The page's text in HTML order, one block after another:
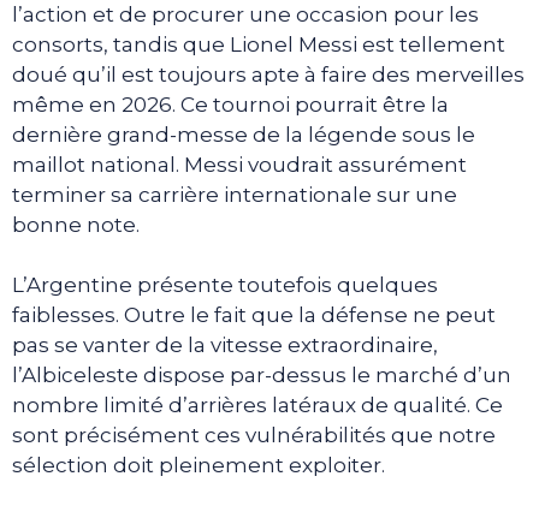
l’action et de procurer une occasion pour les
consorts, tandis que Lionel Messi est tellement
doué qu’il est toujours apte à faire des merveilles
même en 2026. Ce tournoi pourrait être la
dernière grand-messe de la légende sous le
maillot national. Messi voudrait assurément
terminer sa carrière internationale sur une
bonne note.
L’Argentine présente toutefois quelques
faiblesses. Outre le fait que la défense ne peut
pas se vanter de la vitesse extraordinaire,
l’Albiceleste dispose par-dessus le marché d’un
nombre limité d’arrières latéraux de qualité. Ce
sont précisément ces vulnérabilités que notre
sélection doit pleinement exploiter.